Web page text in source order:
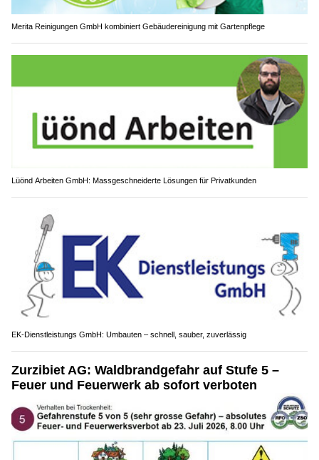
Merita Reinigungen GmbH kombiniert Gebäudereinigung mit Gartenpflege
Lüönd Arbeiten GmbH: Massgeschneiderte Lösungen für Privatkunden
EK-Dienstleistungs GmbH: Umbauten – schnell, sauber, zuverlässig
Zurzibiet AG: Waldbrandgefahr auf Stufe 5 –
Feuer und Feuerwerk ab sofort verboten